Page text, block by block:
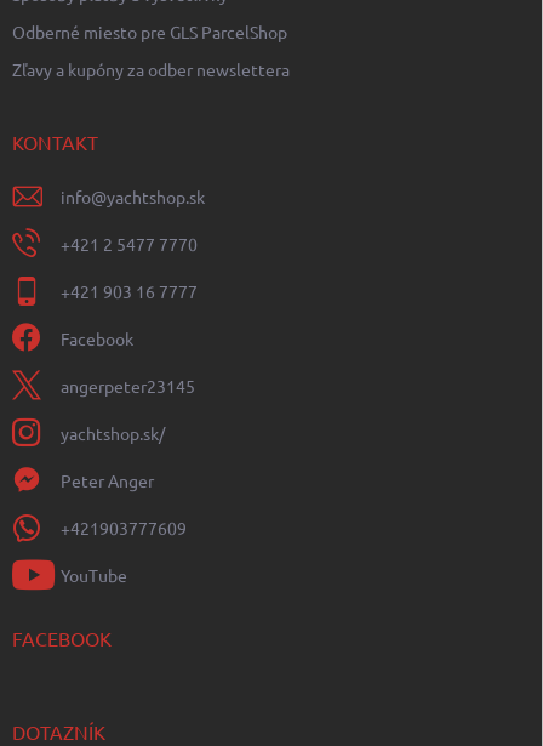
Odberné miesto pre GLS ParcelShop
Zľavy a kupóny za odber newslettera
KONTAKT
info@yachtshop.sk
+421 2 5477 7770
+421 903 16 7777
Facebook
angerpeter23145
yachtshop.sk/
Peter Anger
+421903777609
YouTube
FACEBOOK
DOTAZNÍK